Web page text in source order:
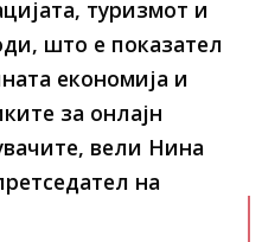
туризмот и
што е показател
економија и
за онлајн
вели Нина
на